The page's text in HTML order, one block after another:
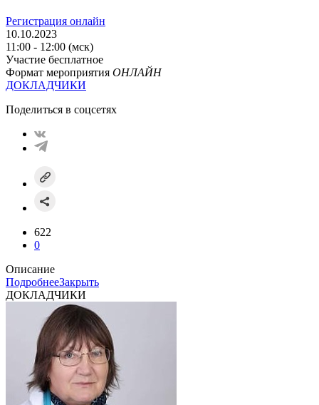
Регистрация онлайн
10.10.2023
11:00 - 12:00 (мск)
Участие бесплатное
Формат мероприятия ОНЛАЙН
ДОКЛАДЧИКИ
Поделиться в соцсетях
622
0
Описание
ПодробнееЗакрыть
ДОКЛАДЧИКИ